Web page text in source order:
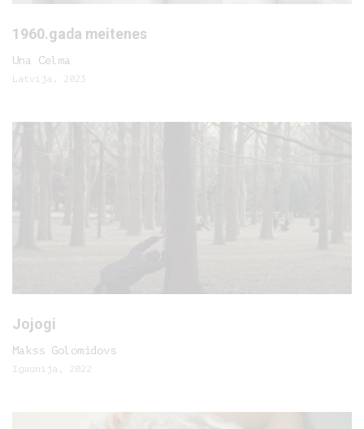
1960.gada meitenes
Una Celma
Latvija, 2023
Jojogi
Makss Golomidovs
Igaunija, 2022